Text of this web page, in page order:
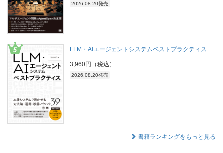
2026.08.20発売
LLM・AIエージェントシステムベストプラクティス
3,960円（税込）
2026.08.20発売
書籍ランキングをもっと見る